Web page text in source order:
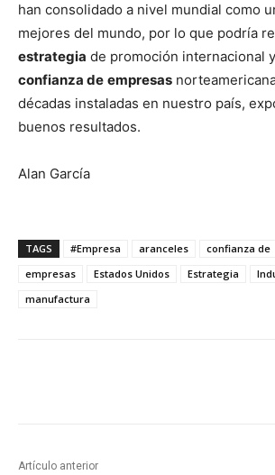
han consolidado a nivel mundial como
mejores del mundo, por lo que podría
estrategia de promoción internacional
confianza de empresas
décadas instaladas en nuestro país,
buenos resultados.
Alan García
TAGS #Empresa aranceles confianza de
empresas
Estados Unidos Estrategia
manufactura
Artículo anterior